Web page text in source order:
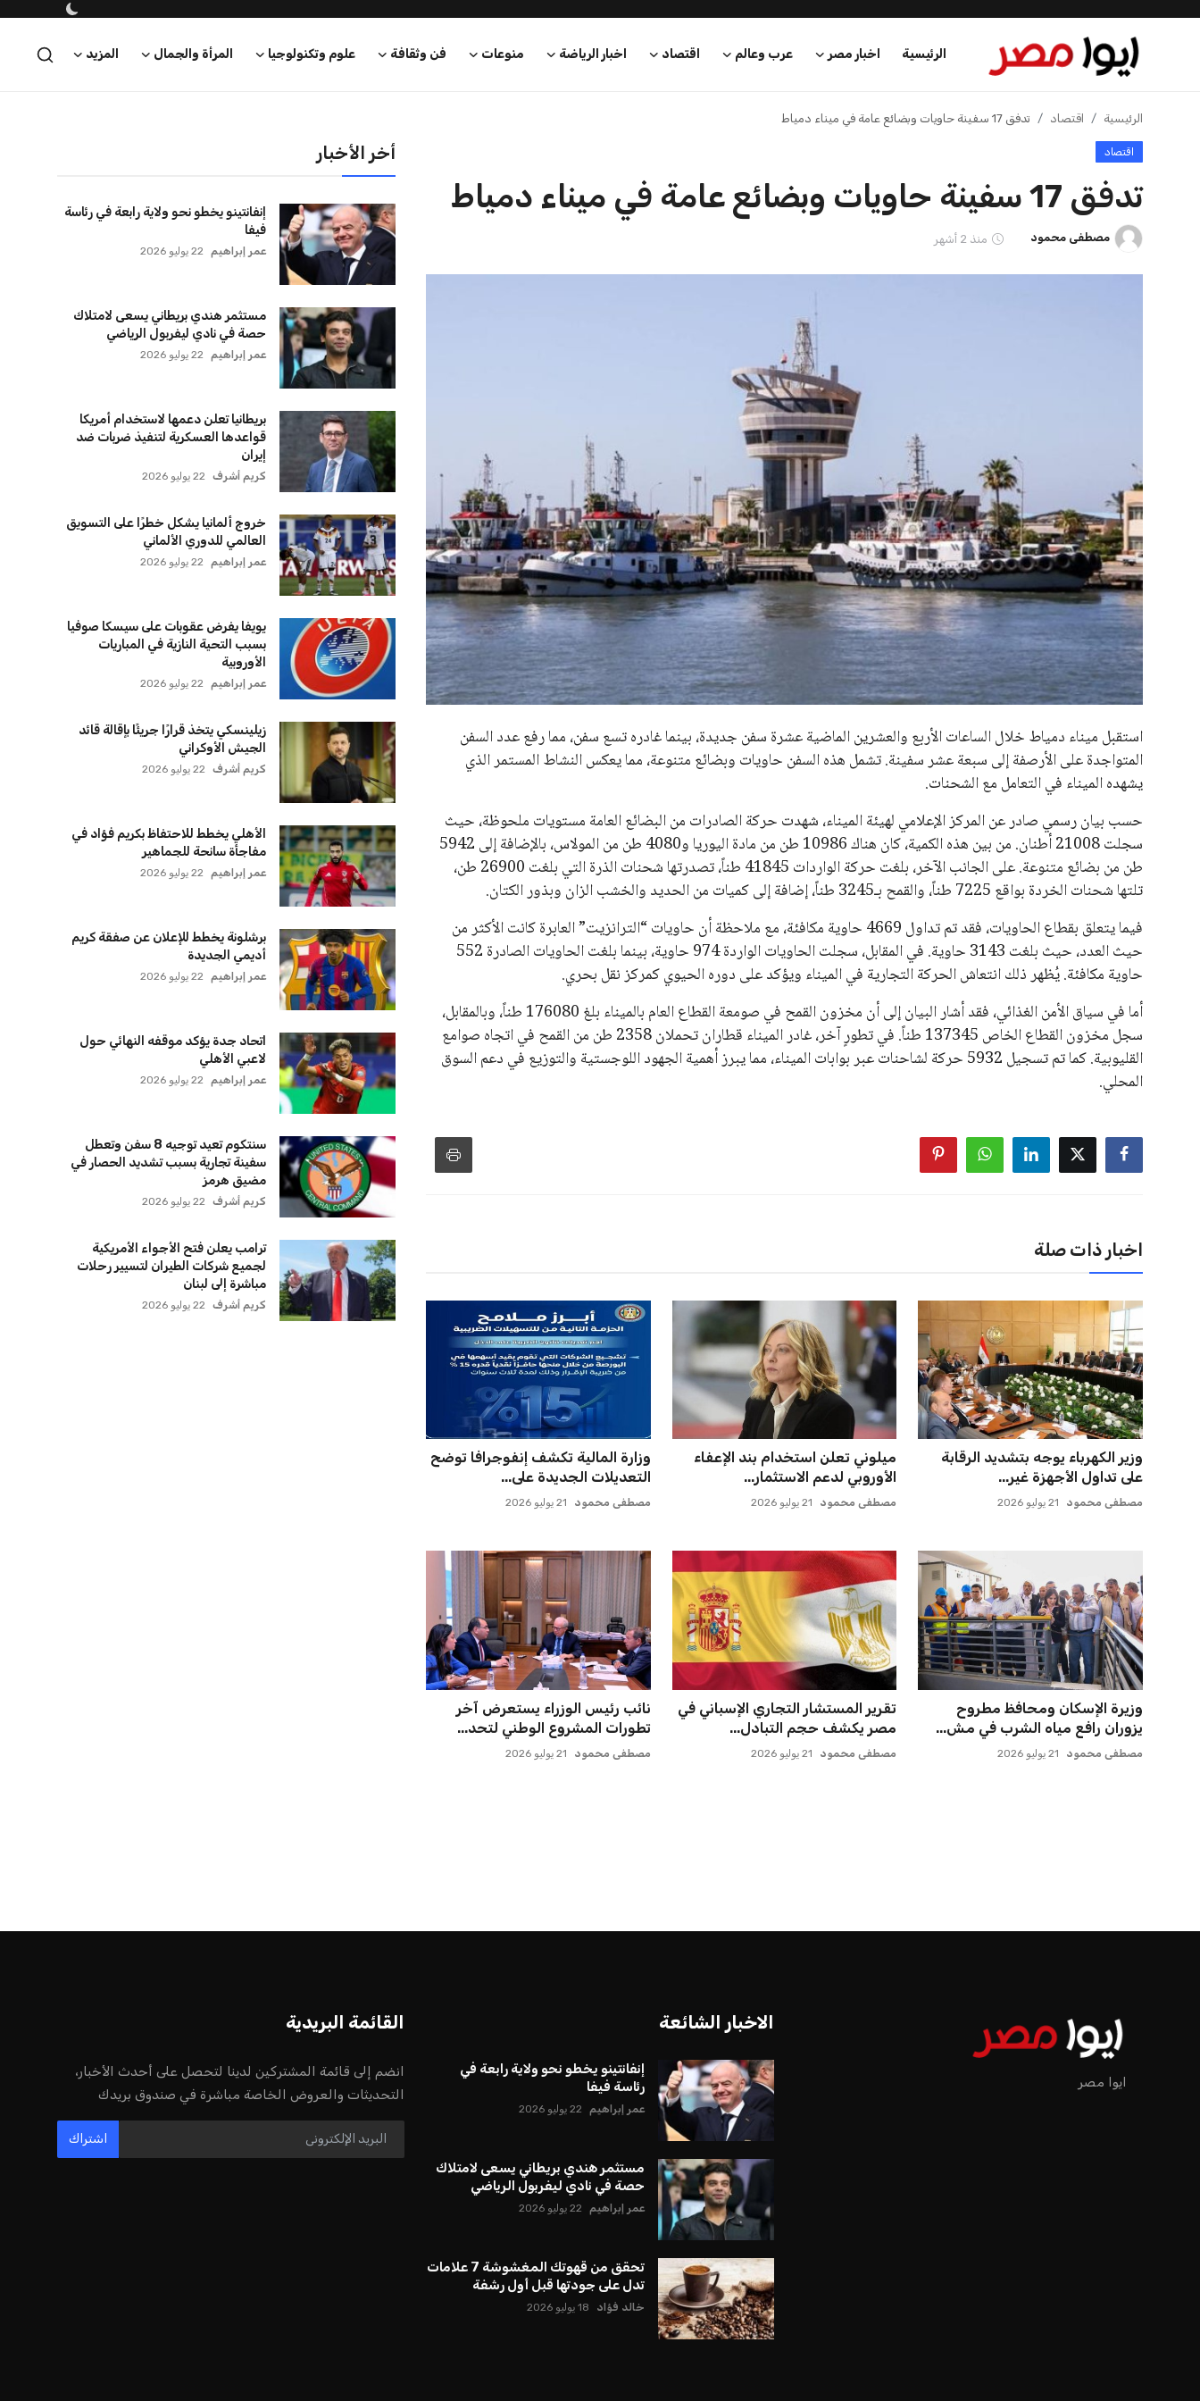
الرئيسية
اخبار مصر
عرب وعالم
المرأة والجمال
محافظات
إنفانتينو يخطو نحو ولاية رابعة في رئاسة فيفا
يبدو أن السويسري جياني إنفانتينو في طريقه للاحتفاظ بمنصبه كرئيس للاتحاد الدولي لكرة القدم “فيفا” لفترة رابعة، بعد أن
حصل على تأييد واسع من أكثر من 200 اتحاد وطني من أصل 211 في الجمعية العمومية. مما يعزز فرصته للفوز في الانتخابات
المقررة عام 2027، ويجعله المرشح الأكثر حظًا حتى الآن.
هذا الدعم الواسع يأتي على الرغم من الانتقادات التي وجهت لإنفانتينو في الآونة الأخيرة. حتى الآن، لم يتقدم أي مرشح منافس
في السباق الانتخابي، ولم تتمكن الأصوات المعارضة من التوصل إلى اسم يوازن موقف إنفانتينو، قبل انتهاء فترة الترشح في
نوفمبر المقبل.
يعتمد إنفانتينو على قاعدة دعم قوية من الاتحادات القارية المختلفة، بما في ذلك الاتحاد الأفريقي والآسيوي، بالإضافة إلى دعم
غالبية اتحادات أمريكا الجنوبية والكونكاكاف. وقد ساهمت مجموعة من القرارات التي اتخذها في زيادة الموارد المالية لهذه
الاتحادات، فضلاً عن رفع عدد الفرق المشاركة في كأس العالم، وإطلاق بطولات دولية جديدة تحت مظلة “فيفا”.
على الجانب الآخر، تتركز المعارضة بشكل ملحوظ داخل القارة الأوروبية، حيث ارتفعت حدة الانتقادات الموجهة إلى إنفانتينو
بسبب التوسع المستمر في البطولات الدولية وأثر ذلك على الجدول الزمني للمسابقات المحلية. وقد دعا رئيس رابطة الدوري
الإسباني، خافيير تيباس، إلى تنحّي إنفانتينو، معتبراً أن سياساته تضر بصناعة كرة القدم وتزيد من ضغوط المباريات.
على الرغم من هذه الانتقادات، تشير التوقعات إلى أن إنفانتينو يمتلك فرصًا كبيرة للفوز بولاية جديدة، خصوصًا في ظل غياب
منافس قوي يتمتع بإجماع داخل الأسرة الكروية الدولية. هذا يعزز من فرص استمراره في قيادة “فيفا” حتى عام 2031.
اخبار ذات صلة
أزمة زيزو مع الزمالك تصل إلى فيفا
وتثير الجدل
عمر إبراهيم 21 يوليو 2026
المغرب الفاسي يعلن عن قرار بديل
بنجديدة ويضع حدًا للجدل
عمر إبراهيم 21 يوليو 2026
مصر تحقق قفزة قوية في تصنيف
فيفا بارتفاع 5 مراكز ماذا ي...
عمر إبراهيم 21 يوليو 2026
صن داونز يتطلع لمواجهة الأهلي أو
بطل أوقيانوسيا في كأس ...
عمر إبراهيم 22 يوليو 2026
صفقة سوبر تعوض ماييلي شالوليلي
وماباسا هدف بيراميدز الر...
عمر إبراهيم 21 يوليو 2026
مستثمر هندي بريطاني يسعى
لامتلاك حصة في نادي ليفربول ال...
عمر إبراهيم 22 يوليو 2026
أخر الأخبار
فيفا
عمر إبراهيم
حصة في نادي ليفربول الرياضي
عمر إبراهيم 22 يوليو 2026
قواعدها العسكرية لتنفيذ ضربات ضد
إيران
كريم أشرف
العالمي للدوري الألماني
عمر إبراهيم 22 يوليو 2026
بسبب التحية النازية في المباريات
الأوروبية
عمر إبراهيم
الجيش الأوكراني
كريم أشرف 22 يوليو 2026
مفاجأة سانحة للجماهير
عمر إبراهيم 22 يوليو 2026
أديمي الجديدة
عمر إبراهيم 22 يوليو 2026
لاعبي الأهلي
عمر إبراهيم 22 يوليو 2026
سفينة تجارية بسبب تشديد الحصار في
مضيق هرمز
كريم أشرف 22 يوليو 2026
لجميع شركات الطيران لتسيير رحلات
مباشرة إلى لبنان
كريم أشرف 22 يوليو 2026
ايوا مصر
الاخبار الشائعة
إنفانتينو يخطو نحو ولاية رابعة في
رئاسة فيفا
عمر إبراهيم 22 يوليو 2026
مستثمر هندي بريطاني يسعى لامتلاك
حصة في نادي ليفربول الرياضي
عمر إبراهيم 22 يوليو 2026
تحقق من قهوتك المغشوشة 7 علامات
تدل على جودتها قبل أول رشفة
خالد فؤاد 18 يوليو 2026
القائمة البريدية
انضم إلى قائمة المشتركين لدينا لتحصل على أحدث الأخبار،
التحديثات والعروض الخاصة مباشرة في صندوق بريدك
اشتراك